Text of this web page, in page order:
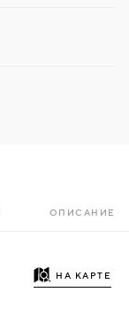
ОПИСАНИЕ
НА КАРТЕ